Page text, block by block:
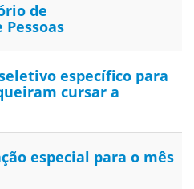
de
específico para
cursar a
especial para o mês